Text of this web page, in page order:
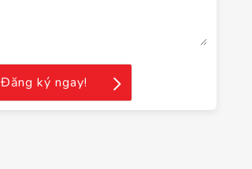
Đăng ký ngay!